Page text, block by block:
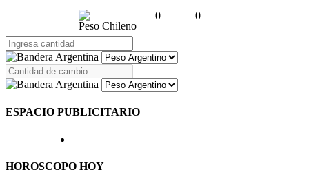
Peso Chileno
0 0
ESPACIO PUBLICITARIO
HOROSCOPO HOY